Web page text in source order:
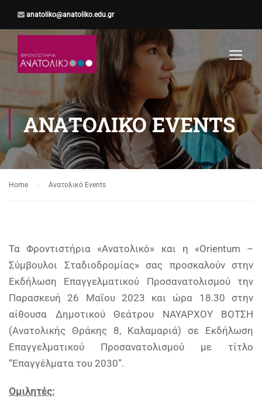
anatoliko@anatoliko.edu.gr
ΑΝΑΤΟΛΙΚΌ EVENTS
Home Ανατολικό Events
Τα Φροντιστήρια «Ανατολικό» και η «Orientum –
Σύμβουλοι Σταδιοδρομίας» σας προσκαλούν στην
Εκδήλωση Επαγγελματικού Προσανατολισμού την
Παρασκευή 26 Μαΐου 2023 και ώρα 18.30 στην
αίθουσα Δημοτικού Θεάτρου ΝΑΥΑΡΧΟΥ ΒΟΤΣΗ
(Ανατολικής Θράκης 8, Καλαμαριά) σε Εκδήλωση
Επαγγελματικού Προσανατολισμού με τίτλο
“Επαγγέλματα του 2030”.
Ομιλητές: